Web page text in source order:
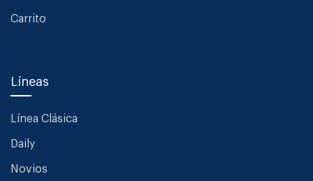
Carrito
Líneas
Línea Clásica
Daily
Novios